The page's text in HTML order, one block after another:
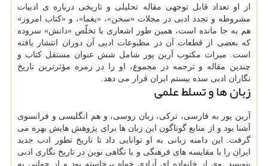
از او تعداد قابل توجهی مقاله تحلیلی و تاریخی درباره ی ادبیات
مشروطه و تجدد ادبی در مجلات «سخن»، «یغما»، و «کتاب امروز»
هم به جا مانده است، همین طور اشعاری با تخلّص «دانش» سروده
که بعضی از قطعات آن در مطبوعات ادبی آن دوران انتشار یافته
است. میراث مکتوب آرین پور شامل شش عنوان مستقل کتاب و
چندین مقاله و ترجمه در مجموع، او را در زمره مؤثرترین تاریخ
نگاران ادبی سده بیستم ایران قرار می دهد.
زبان ها و تسلط علمی
آرین پور به فارسی، ترکی، زبان روسی، و هم انگلیسی و فرانسوی
آشنا بود و از منابع گوناگون این زبان ها برای پژوهش هایش بهره می
گرفت. این دامنه زبانی به او توانایی داد تا تاریخ تطور ادب جدید
ایران را با مقایسه های فرهنگی و با نگاهی نوین در تاریخ نگاری ادبی
بنویسد. وی از خانواده ای آزادی خواه برخاسته بود و از جوانی به